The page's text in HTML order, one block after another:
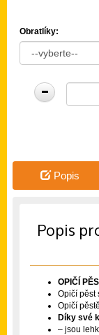
Obratlíky:
Popis
Popis
OPIČÍ
Opičí pěst
Opičí
Díky své
– jsou